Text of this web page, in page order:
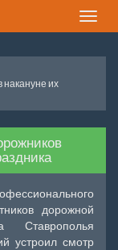
Toggle
накануне их
дорожной
Ставрополья
устроил смотр